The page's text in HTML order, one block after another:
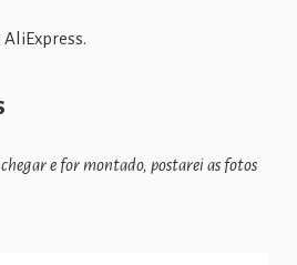
e for montado, postarei as fotos